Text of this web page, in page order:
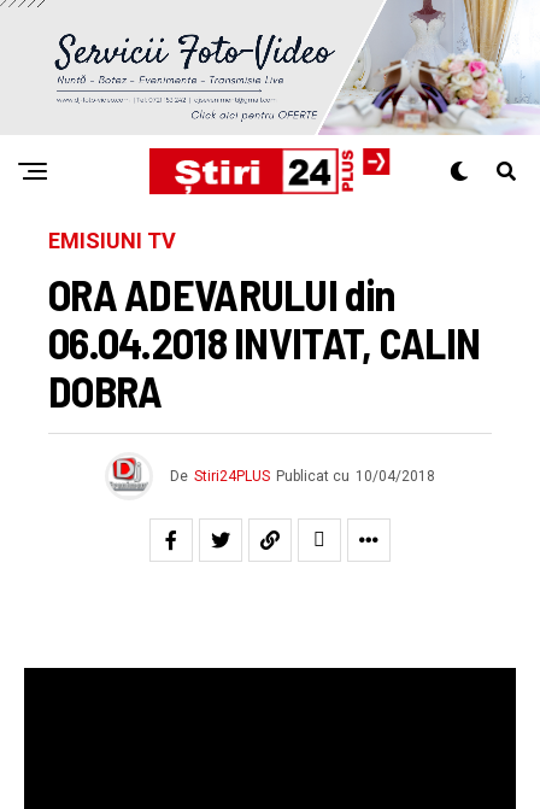
EMISIUNI TV
ORA ADEVARULUI din
06.04.2018 INVITAT, CALIN
DOBRA
De Stiri24PLUS Publicat cu 10/04/2018